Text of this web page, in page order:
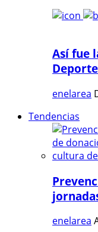
Así fue
enelarea
Tendencias
enelarea